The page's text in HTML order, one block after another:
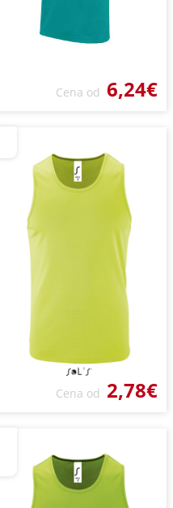
Cena od 6,24€
Cena od 2,78€